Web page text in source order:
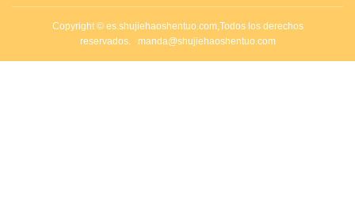
Copyright © es.shujiehaoshentuo.com,Todos los derechos
reservados. manda@shujiehaoshentuo.com